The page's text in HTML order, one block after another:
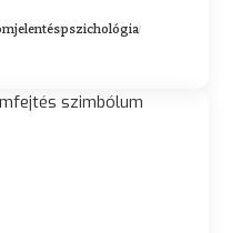
pszichológia